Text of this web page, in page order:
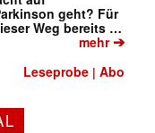
geht? Für
Weg bereits …
mehr➔
Leseprobe |Abo